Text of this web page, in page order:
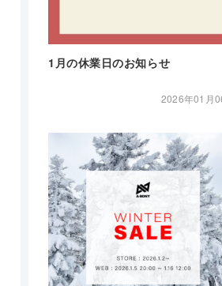
1月の休業日のお知らせ
2026年01月